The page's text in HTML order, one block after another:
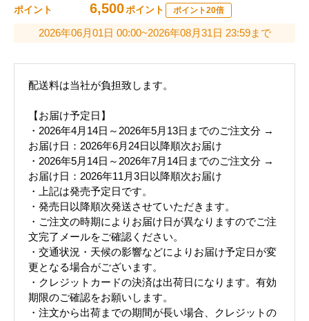
ポイント 6,500ポイント ポイント20倍
2026年06月01日 00:00~2026年08月31日 23:59まで
配送料は当社が負担致します。
【お届け予定日】
・2026年4月14日～2026年5月13日までのご注文分 →
お届け日：2026年6月24日以降順次お届け
・2026年5月14日～2026年7月14日までのご注文分 →
お届け日：2026年11月3日以降順次お届け
・上記は発売予定日です。
・発売日以降順次発送させていただきます。
・ご注文の時期によりお届け日が異なりますのでご注
文完了メールをご確認ください。
・交通状況・天候の影響などによりお届け予定日が変
更となる場合がございます。
・クレジットカードの決済は出荷日になります。有効
期限のご確認をお願いします。
・注文から出荷までの期間が長い場合、クレジットの